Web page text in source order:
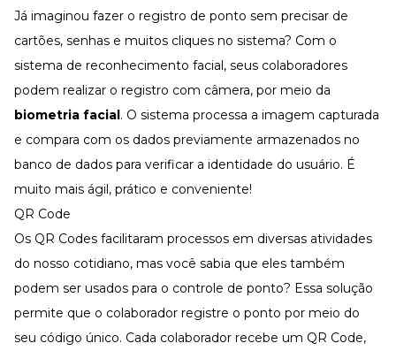
Já imaginou fazer o registro de ponto sem precisar de
cartões, senhas e muitos cliques no sistema? Com o
sistema de reconhecimento facial, seus colaboradores
podem realizar o registro com câmera, por meio da
biometria facial. O sistema processa a imagem capturada
e compara com os dados previamente armazenados no
banco de dados para verificar a identidade do usuário. É
muito mais ágil, prático e conveniente!
QR Code
Os QR Codes facilitaram processos em diversas atividades
do nosso cotidiano, mas você sabia que eles também
podem ser usados para o controle de ponto? Essa solução
permite que o colaborador registre o ponto por meio do
seu código único. Cada colaborador recebe um QR Code,